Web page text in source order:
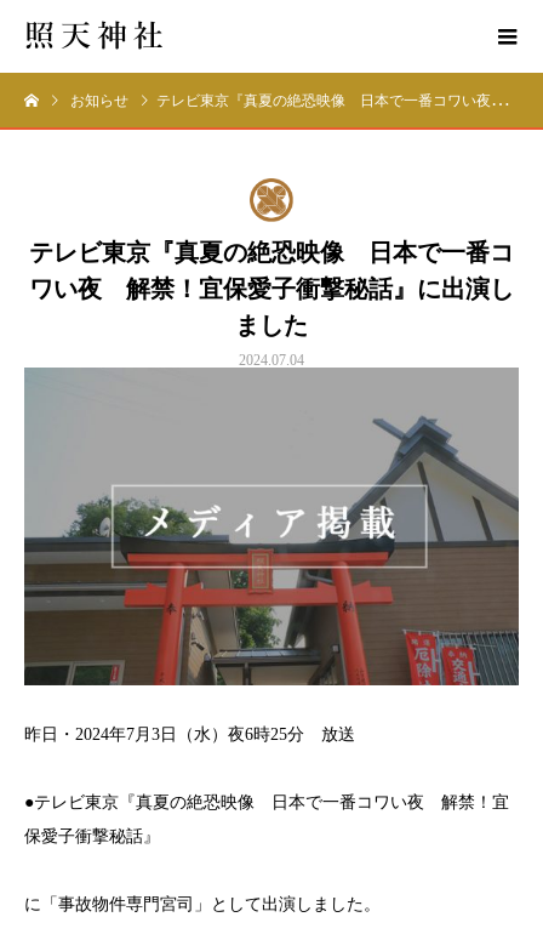
お知らせ テレビ東京『真夏の絶恐映像 日本で一番コワい夜 解禁！宜保愛子衝撃秘話』に出演しました
テレビ東京『真夏の絶恐映像 日本で一番コ
ワい夜 解禁！宜保愛子衝撃秘話』に出演し
ました
2024.07.04
昨日・2024年7月3日（水）夜6時25分 放送
●テレビ東京『真夏の絶恐映像 日本で一番コワい夜 解禁！宜
保愛子衝撃秘話』
に「事故物件専門宮司」として出演しました。